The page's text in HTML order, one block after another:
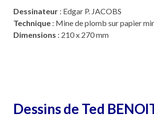
Dessinateur: Edgar P. JACOBS
Technique: Mine de plomb sur papier
Dimensions : 210 x 270 mm
Dessins de Ted